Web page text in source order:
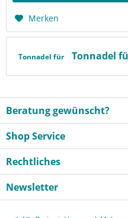
Merken
Tonnadel für Tonnadel
Beratung gewünscht?
Shop Service
Rechtliches
Newsletter